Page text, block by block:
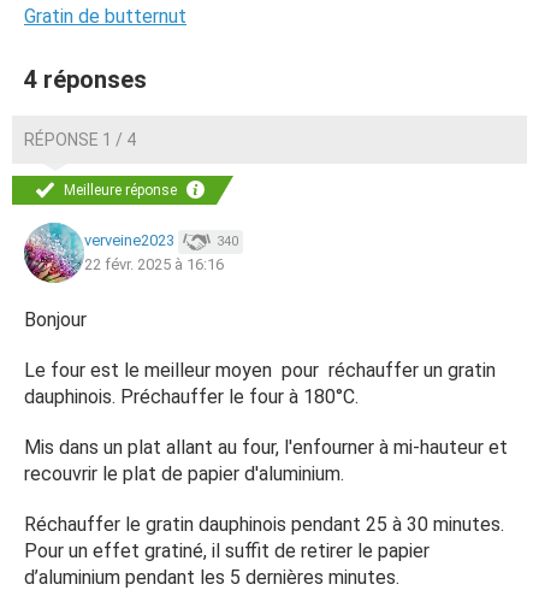
Gratin de butternut
4 réponses
RÉPONSE 1 / 4
Meilleure réponse
verveine2023 340
22 févr. 2025 à 16:16
Bonjour
Le four est le meilleur moyen pour réchauffer un gratin
dauphinois. Préchauffer le four à 180°C.
Mis dans un plat allant au four, l'enfourner à mi-hauteur et
recouvrir le plat de papier d'aluminium.
Réchauffer le gratin dauphinois pendant 25 à 30 minutes.
Pour un effet gratiné, il suffit de retirer le papier
d’aluminium pendant les 5 dernières minutes.